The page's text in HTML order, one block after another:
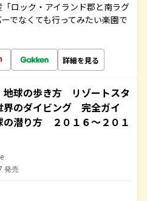
ロック・アイランド郡と南ラグ
でなくても行ってみたい楽園で
詳細を見る
球の歩き方 リゾートスタ
のダイビング 完全ガイ
潜り方 ２０１６～２０１
発売